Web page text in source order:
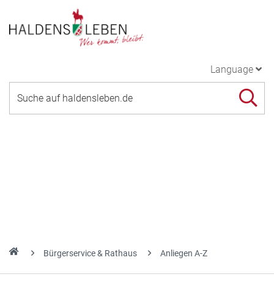
Language
Bürgerservice & Rathaus Anliegen A-Z